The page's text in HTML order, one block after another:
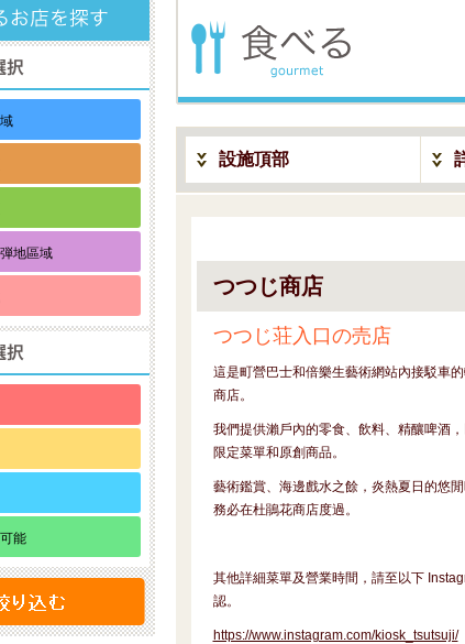
設施頂部
つつじ商店
つつじ荘入口の売店
這是町營巴士和倍樂生藝術網站內接駁車
商店。
我們提供瀨戶內的零食、飲料、精釀啤酒
限定菜單和原創商品。
藝術鑑賞、海邊戲水之餘，炎熱夏日的悠
務必在杜鵑花商店度過。
其他詳細菜單及營業時間，請至以下
認。
https://www.instagram.com/kiosk_tsutsuji/
地區域
能